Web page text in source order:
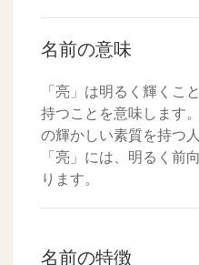
名前の意味
「亮」は明るく輝くこ
持つことを意味します
の輝かしい素質を持つ
「亮」には、明るく前
ります。
名前の特徴